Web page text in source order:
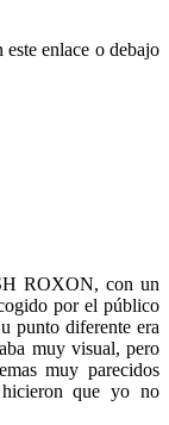
este enlace o debajo
ROXON, con un
por el público
punto diferente era
muy visual, pero
muy parecidos
que yo no